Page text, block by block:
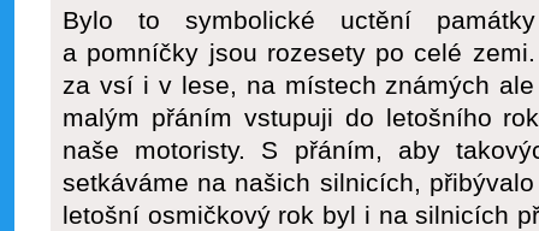
Bylo to symbolické uctění
a pomníčky jsou rozesety po celé
za vsí i v lese, na místech známých
malým přáním vstupuji do letošního
naše motoristy. S přáním, aby
setkáváme na našich silnicích,
letošní osmičkový rok byl i na silnicích